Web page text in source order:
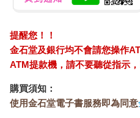
10 到公園躺草皮
如果你是從另一個都市來的，
類在五光十色的領地內，費盡心
在歐洲萌芽的時間早，柏林城市
Tiergarten 是城市的肺； 大大小
木多得像森林；Treptower Park
提醒您！！
金石堂及銀行均不會請您操作
ATM提款機，請不要聽從指示，
購買須知：
使用金石堂電子書服務即為同意